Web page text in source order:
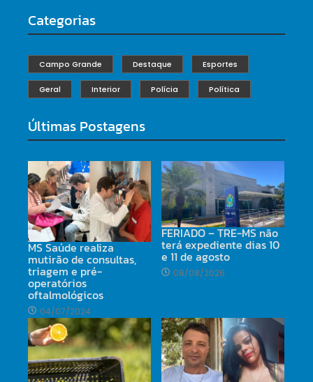
Categorias
Campo Grande Destaque Esportes
Geral Interior Polícia Política
Últimas Postagens
MS Saúde realiza
mutirão de consultas,
triagem e pré-
operatórios
oftalmológicos
04/07/2024
FERIADO – TRE-MS não
terá expediente dias 10
e 11 de agosto
08/08/2026